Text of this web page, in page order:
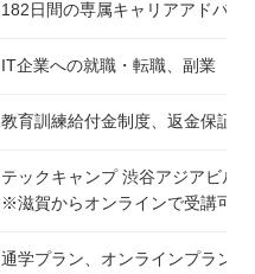
182日間の専属キャリアアドバイ
IT企業への就職・転職、副業
教育訓練給付金制度、返金保証
テックキャンプ 渋谷アジアビル校
※滋賀からオンラインで受講可能
通学プラン、オンラインプラン